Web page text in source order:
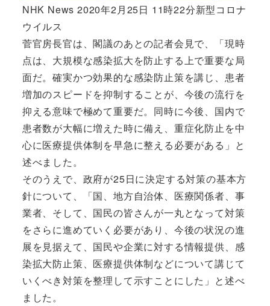
NHK News 2020年2月25日 11時22分新型コロナ
ウイルス
菅官房長官は、閣議のあとの記者会見で、「現時
点は、大規模な感染拡大を防止する上で重要な局
面だ。確実かつ効果的な感染防止策を講じ、患者
増加のスピードを抑制することが、今後の流行を
抑える意味で極めて重要だ。同時に今後、国内で
患者数が大幅に増えた時に備え、重症化防止を中
心に医療提供体制を早急に整える必要がある」と
述べました。
そのうえで、政府が25日に決定する対策の基本方
針について、「国、地方自治体、医療関係者、事
業者、そして、国民の皆さんが一丸となって対策
をさらに進めていく必要があり、今後の状況の進
展を見据えて、国民や企業に対する情報提供、感
染拡大防止策、医療提供体制などについて講じて
いくべき対策を整理して示すことにした」と述べ
ました。